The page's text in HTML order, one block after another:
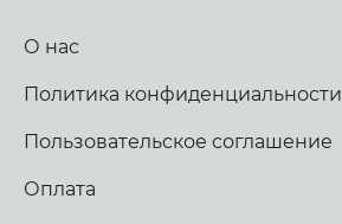
О нас
Политика конфиденциальности
Пользовательское соглашение
Оплата